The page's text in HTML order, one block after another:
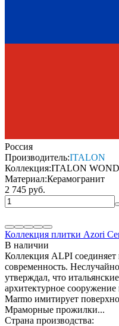
Россия
Производитель:ITALON
Коллекция:ITALON
Материал:Керамогранит
2 745 руб.
Коллекция плитки Azori
В наличии
Коллекция ALPI соединяет
современность.
утверждал, что
архитектурное
Marmo имитирует
Мраморные прожилки...
Страна производства: